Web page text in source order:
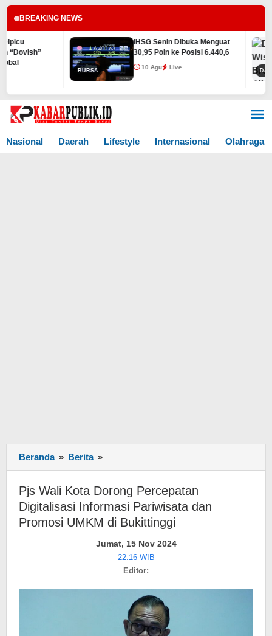
BREAKING NEWS
IHSG Senin Dibuka Menguat
30,95 Poin ke Posisi 6.440,6
10 Agu Live
Lewati
Nasional
Daerah Lifestyle Internasional Olahraga
Beranda » Berita »
Wali
Dorong
Percepatan
Digitalisasi
Pariwisata
UMKM
Bukittinggi
Pjs Wali Kota Dorong Percepatan
Digitalisasi Informasi Pariwisata dan
Promosi UMKM di Bukittinggi
Jumat, 15 Nov 2024
22:16 WIB
Editor: